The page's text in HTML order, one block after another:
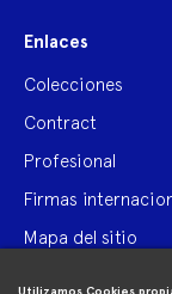
Enlaces
Colecciones
Contract
Profesional
Firmas
Mapa del sitio